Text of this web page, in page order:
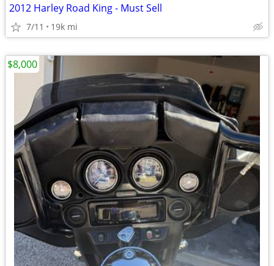
2012 Harley Road King - Must Sell
7/11 19k mi
$8,000